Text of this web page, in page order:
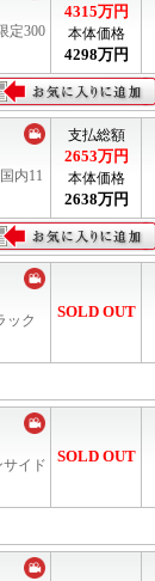
定300
4315万円
本体価格
4298万円
内11
支払総額
2653万円
本体価格
2638万円
ック
SOLD OUT
イド
SOLD OUT